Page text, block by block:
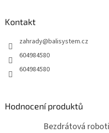
Kontakt
zahrady@balisystem.cz
604984580
604984580
Hodnocení produktů